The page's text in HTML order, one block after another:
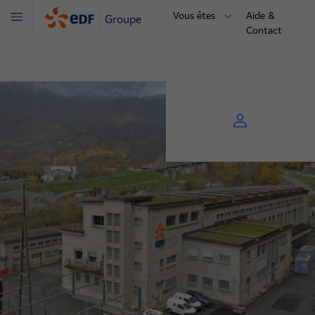
Groupe Vous êtes
Aide &
Contact
Menu